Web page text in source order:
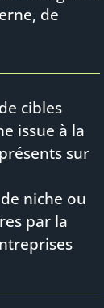
de
cibles
issue à la
sur
niche ou
par la